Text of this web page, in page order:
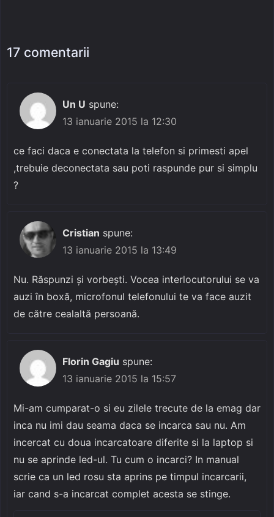
17 comentarii
Un U spune:
13 ianuarie 2015 la 12:30
ce faci daca e conectata la telefon si primesti apel
,trebuie deconectata sau poti raspunde pur si simplu
?
Cristian spune:
13 ianuarie 2015 la 13:49
Nu. Răspunzi și vorbești. Vocea interlocutorului se va
auzi în boxă, microfonul telefonului te va face auzit
de către cealaltă persoană.
Florin Gagiu spune:
13 ianuarie 2015 la 15:57
Mi-am cumparat-o si eu zilele trecute de la emag dar
inca nu imi dau seama daca se incarca sau nu. Am
incercat cu doua incarcatoare diferite si la laptop si
nu se aprinde led-ul. Tu cum o incarci? In manual
scrie ca un led rosu sta aprins pe timpul incarcarii,
iar cand s-a incarcat complet acesta se stinge.